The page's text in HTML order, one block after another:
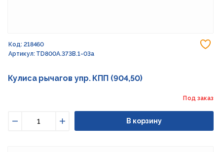
Код: 218460
Артикул: TD800A.373B.1-03a
Кулиса рычагов упр. КПП (904,50)
Под заказ
Увеличить
В корзину